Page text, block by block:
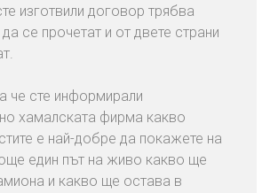
изготвили договор трябва
се прочетат и от двете страни
че сте информирали
хамалската фирма какво
е най-добре да покажете на
един път на живо какво ще
и какво ще остава в